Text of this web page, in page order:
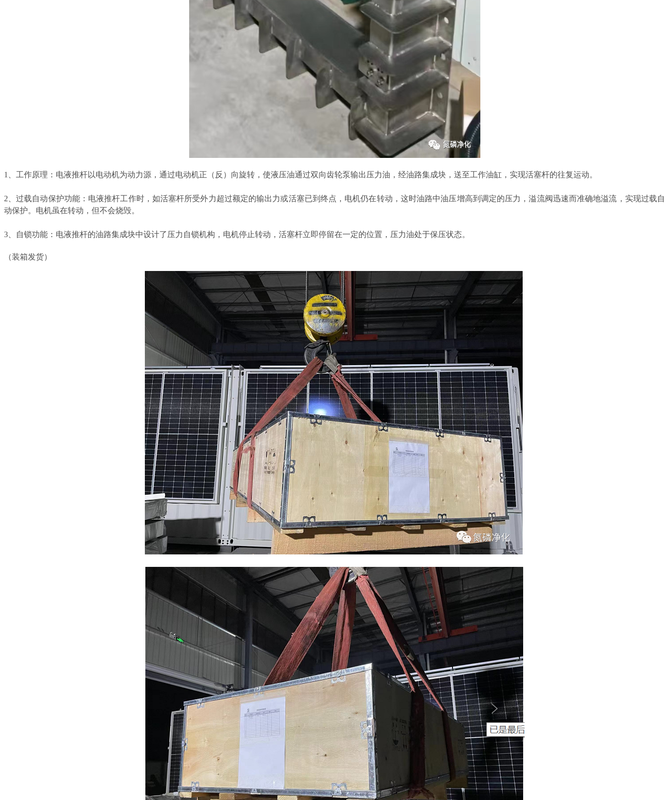
1、工作原理：电液推杆以电动机为动力源，通过电动机正（反）向旋转，使液压油通过双向齿轮泵输出压力油，经油路集成块，送至工作油缸，实现活塞杆的往复运动。
2、过载自动保护功能：电液推杆工作时，如活塞杆所受外力超过额定的输出力或活塞已到终点，电机仍在转动，这时油路中油压增高到调定的压力，溢流阀迅速而准确地溢流，实现过载自
动保护。电机虽在转动，但不会烧毁。
3、自锁功能：电液推杆的油路集成块中设计了压力自锁机构，电机停止转动，活塞杆立即停留在一定的位置，压力油处于保压状态。
（装箱发货）